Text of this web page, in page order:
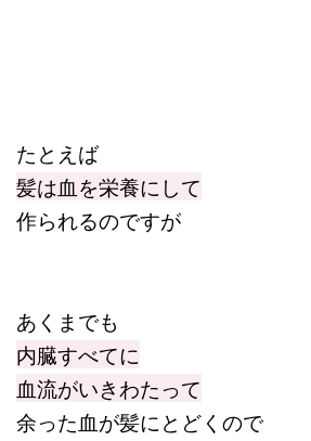
たとえば
髪は血を栄養にして
作られるのですが
あくまでも
内臓すべてに
血流がいきわたって
余った血が髪にとどくので